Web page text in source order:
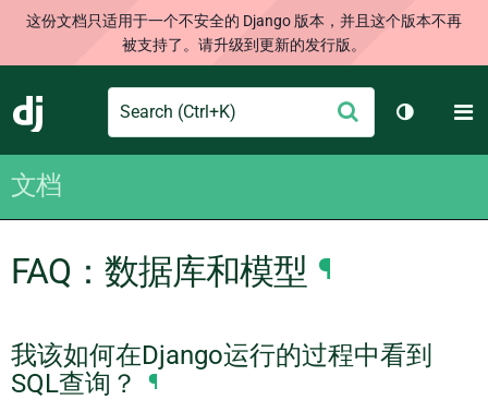
这份文档只适用于一个不安全的 Django 版本，并且这个版本不再
被支持了。请升级到更新的发行版。
Django
Search
交
切换主题
文档
FAQ：数据库和模型 ¶
我该如何在Django运行的过程中看到
SQL查询？
¶